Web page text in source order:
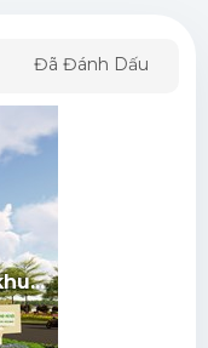
Đã Đánh Dấu